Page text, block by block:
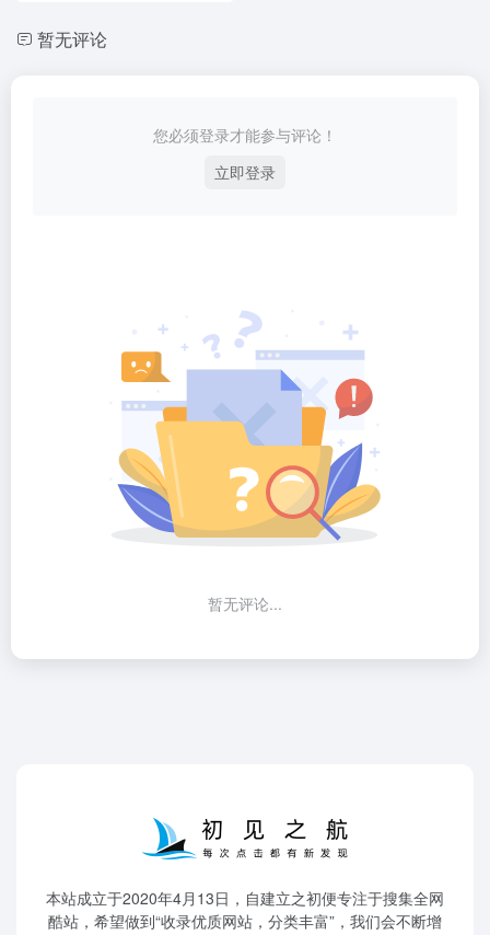
暂无评论
您必须登录才能参与评论！
立即登录
暂无评论...
本站成立于2020年4月13日，自建立之初便专注于搜集全网
酷站，希望做到“收录优质网站，分类丰富”，我们会不断增